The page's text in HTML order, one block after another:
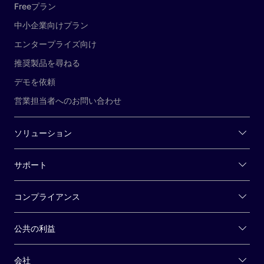
Freeプラン
中小企業向けプラン
エンタープライズ向け
推奨製品を尋ねる
デモを依頼
営業担当者へのお問い合わせ
ソリューション
サポート
コンプライアンス
公共の利益
会社